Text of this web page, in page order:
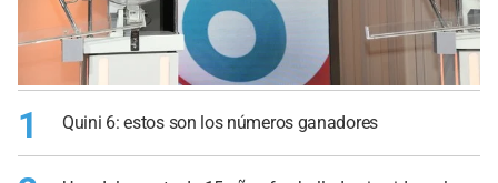
1 Quini 6: estos son los números ganadores